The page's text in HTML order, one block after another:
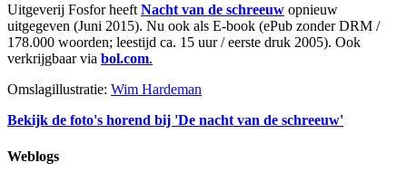
Uitgeverij Fosfor heeft Nacht van de schreeuw opnieuw
uitgegeven (Juni 2015). Nu ook als E-book (ePub zonder DRM /
178.000 woorden; leestijd ca. 15 uur / eerste druk 2005). Ook
verkrijgbaar via bol.com.
Omslagillustratie: Wim Hardeman
Bekijk de foto's horend bij 'De nacht van de schreeuw'
Weblogs